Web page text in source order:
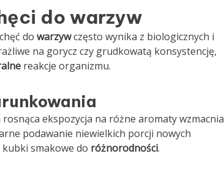
do warzyw
do warzywczęsto wynika z biologicznych i
na gorycz czy grudkowatą konsystencję,
reakcje organizmu.
ekspozycja na różne aromaty wzmacnia
podawanie niewielkich porcji nowych
kubki smakowe do różnorodności.